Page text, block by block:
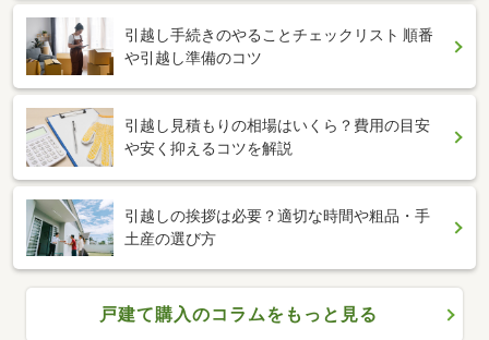
引越し手続きのやることチェックリスト 順番
や引越し準備のコツ
引越し見積もりの相場はいくら？費用の目安
や安く抑えるコツを解説
引越しの挨拶は必要？適切な時間や粗品・手
土産の選び方
戸建て購入のコラムをもっと見る